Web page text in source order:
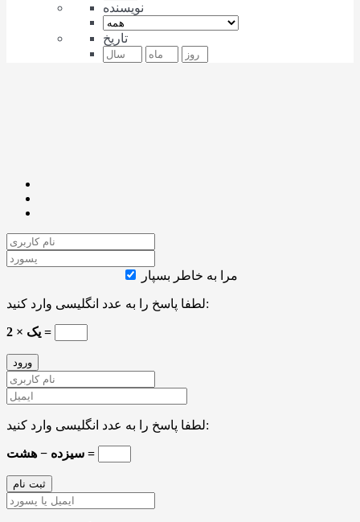
نویسنده
تاریخ
مرا به خاطر بسپار
لطفا پاسخ را به عدد انگلیسی وارد کنید:
2 × یک =
لطفا پاسخ را به عدد انگلیسی وارد کنید:
سیزده − هشت =